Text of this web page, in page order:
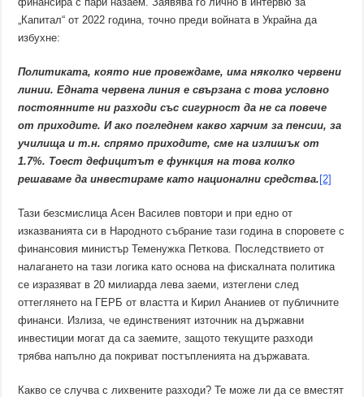
„Капитал“ от 2022 година, точно преди войната в Украйна да
избухне:
Политиката, която ние провеждаме, има няколко червени
линии. Едната червена линия е свързана с това условно
постоянните ни разходи със сигурност да не са повече
от приходите. И ако погледнем какво харчим за пенсии, за
училища и т.н. спрямо приходите, сме на излишък от
1.7%. Тоест дефицитът е функция на това колко
решаваме да инвестираме като национални средства. [2]
Тази безсмислица Асен Василев повтори и при едно от
изказванията си в Народното събрание тази година в споровете с
финансовия министър Теменужка Петкова. Последствието от
налагането на тази логика като основа на фискалната политика
се изразяват в 20 милиарда лева заеми, изтеглени след
оттеглянето на ГЕРБ от властта и Кирил Ананиев от публичните
финанси. Излиза, че единственият източник на държавни
инвестиции могат да са заемите, защото текущите разходи
трябва напълно да покриват постъпленията на държавата.
Какво се случва с лихвените разходи? Те може ли да се вместят